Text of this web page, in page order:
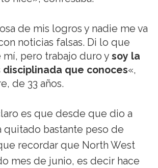
de mis logros y nadie me va
noticias falsas. Di lo que
mí, pero trabajo duro y soy la
disciplinada que conoces«,
de 33 años.
es que desde que dio a
quitado bastante peso de
recordar que North West
mes de junio, es decir hace